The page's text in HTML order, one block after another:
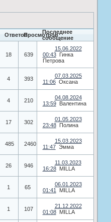
ОтветовПросмотровПоследнее
сообщение
18 639
15.06.2022
00:43
Гинка
Петрова
4 393
07.03.2025
11:06 Оксана
4 210
04.08.2024
13:59
Валентина
17 302
01.05.2023
23:48
Полина
485 2460
15.03.2023
11:47 Эмма
26 946
11.03.2023
16:28
MILLA
1 65
06.01.2023
01:41
MILLA
1 107
21.12.2022
01:08
MILLA